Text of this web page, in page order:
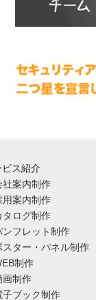
ス紹介
社案内制作
用案内制作
タログ制作
ンフレット制作
スター・パネル制作
制作
画制作
子ブック制作